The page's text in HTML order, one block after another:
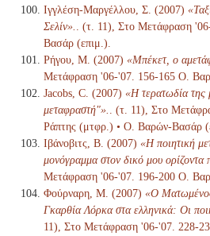
Ιγγλέση-Μαργέλλου, Σ. (2007)
Σελίν».
. (τ. 11), Στο Μετάφραση
Βασάρ (επιμ.).
Ρήγου, Μ. (2007) «Μπέκετ, ο
Μετάφραση '06-'07. 156-165 Ο.
Jacobs, C. (2007) «Η τερατωδία της
μεταφραστή"».
. (τ. 11), Στο
Ράπτης (μτφρ.) • Ο. Βαρών-Βασάρ
Ιβάνοβιτς, Β. (2007) «Η ποιητική
μονόγραμμα στον δικό μου ορίζοντα
Μετάφραση '06-'07. 196-200 Ο.
Φούρναρη, Μ. (2007) «Ο
Γκαρθία Λόρκα στα ελληνικά: Οι
11), Στο Μετάφραση '06-'07. 228-